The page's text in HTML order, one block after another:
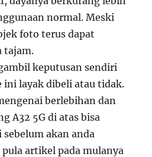
normal. Meski
foto terus dapat
tajam.
keputusan sendiri
ini layak dibeli atau tidak.
berlebihan dan
A32 5G di atas bisa
akan anda
artikel pada mulanya